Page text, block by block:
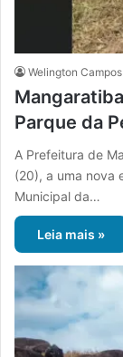
Welington Campos
Parque da
A Prefeitura de
(20), a uma nova
Municipal da…
Leia mais »